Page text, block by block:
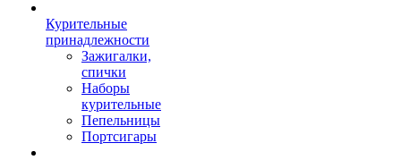
Курительные
принадлежности
Зажигалки,
спички
Наборы
курительные
Пепельницы
Портсигары